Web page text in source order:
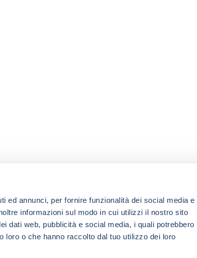
ed annunci, per fornire funzionalità dei social media e
informazioni sul modo in cui utilizzi il nostro sito
dati web, pubblicità e social media, i quali potrebbero
loro o che hanno raccolto dal tuo utilizzo dei loro